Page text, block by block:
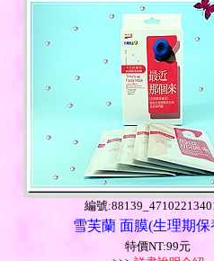
編號
雪芙蘭 面膜(生理期保
特價NT:99元